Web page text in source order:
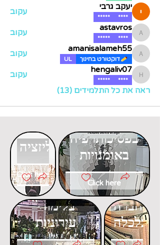
יעקב גרבי
****
*****
עקוב
astavros
astavros
****
*****
עקוב
amanisalameh55
amanisalameh55
דוקטורט בחינוך UL
עקוב
hengaliv07
hengaliv07
****
*****
עקוב
ראה את כל התלמידים (13)
דוקטורט
בגלובליזציה
Click here
בפסיכותרפיה
באומנויות
Click here
דוקטורט
בלימודי
עירוניות
דוקטורט
בחברה
וכלכלה